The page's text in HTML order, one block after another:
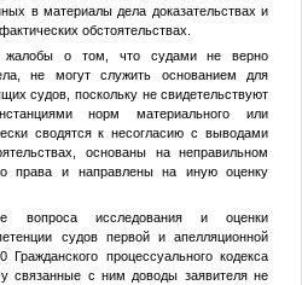
в материалы дела доказательствах и
обстоятельствах.
жалобы о том, что судами не верно
не могут служить основанием для
судов, поскольку не свидетельствуют
норм материального или
сводятся к несогласию с выводами
основаны на неправильном
права и направлены на иную оценку
вопроса исследования и оценки
судов первой и апелляционной
процессуального кодекса
связанные с ним доводы заявителя не